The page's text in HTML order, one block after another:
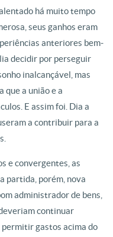
há muito tempo
seus ganhos eram
anteriores bem-
decidir por perseguir
inalcançável, mas
que a união e a
E assim foi. Dia a
a contribuir para a
e convergentes, as
partida, porém, nova
administrador de bens,
continuar
permitir gastos acima do